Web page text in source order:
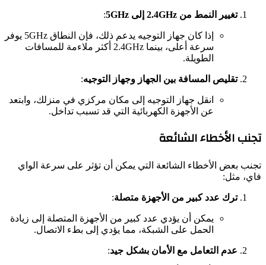
تغيير النمط من 2.4GHz إلى 5GHz :
إذا كان جهاز التوجيه يدعم ذلك، فإن النطاق 5GHz يوفر
سرعة أعلى، بينما 2.4GHz أكثر ملاءمة للمسافات
الطويلة.
تقليص المسافة بين الجهاز وجهاز التوجيه:
انقل جهاز التوجيه إلى مكان مركزي في منزلك، وابتعد
عن الأجهزة الكهربائية التي قد تسبب تداخل.
تجنب الأخطاء الشائعة
تجنب بعض الأخطاء الشائعة التي يمكن أن تؤثر على سرعة الواي
فاي، مثل:
ترك عدد كبير من الأجهزة متصلة:
يمكن أن يؤدي عدد كبير من الأجهزة المتصلة إلى زيادة
الحمل على الشبكة، مما يؤدي إلى بطء الاتصال.
عدم التعامل مع الأمان بشكل جيد: